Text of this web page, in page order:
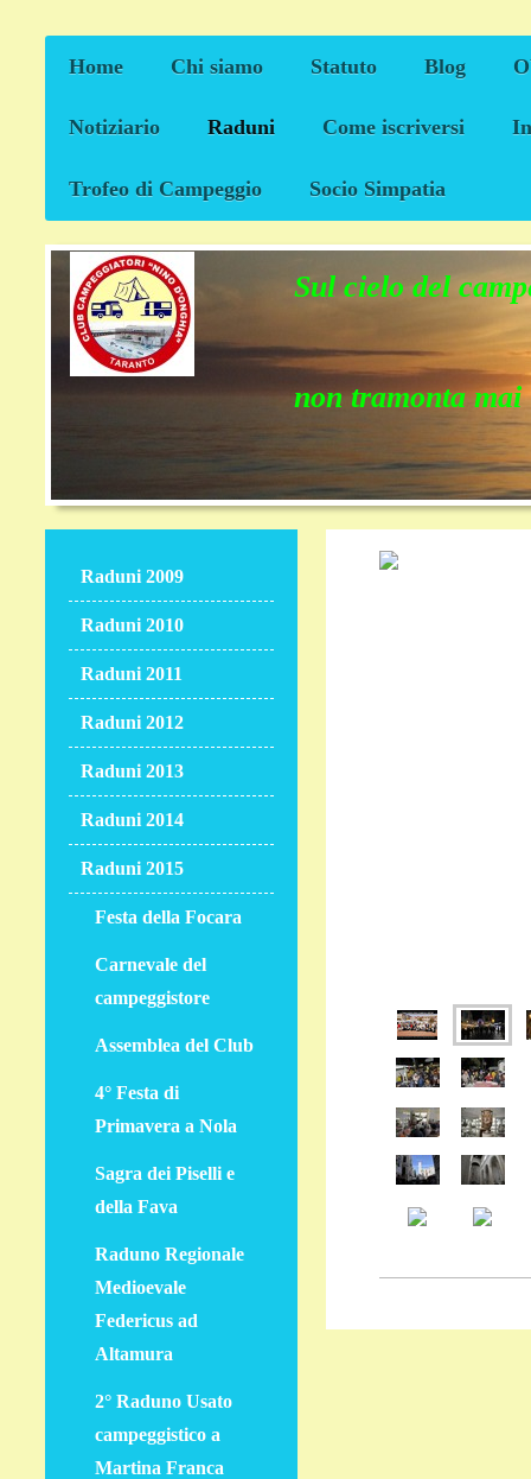
Home Chi siamo Statuto Blog
Notiziario Raduni Come iscriversi
Trofeo di Campeggio Socio Simpatia
Sul cielo del
non tramonta
Raduni 2009
Raduni 2010
Raduni 2011
Raduni 2012
Raduni 2013
Raduni 2014
Raduni 2015
Festa della Focara
Carnevale del
campeggistore
Assemblea del Club
4° Festa di
Primavera a Nola
Sagra dei Piselli e
della Fava
Raduno Regionale
Medioevale
Federicus ad
Altamura
2° Raduno Usato
campeggistico a
Martina Franca